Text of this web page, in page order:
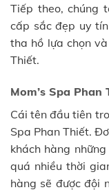
Tiếp theo, chúng
cấp sắc đẹp uy
tha hồ lựa chọn
Thiết.
Mom’s Spa Phan
Cái tên đầu tiên
Spa Phan Thiết.
khách hàng
quá nhiều thời
hàng sẽ được đội